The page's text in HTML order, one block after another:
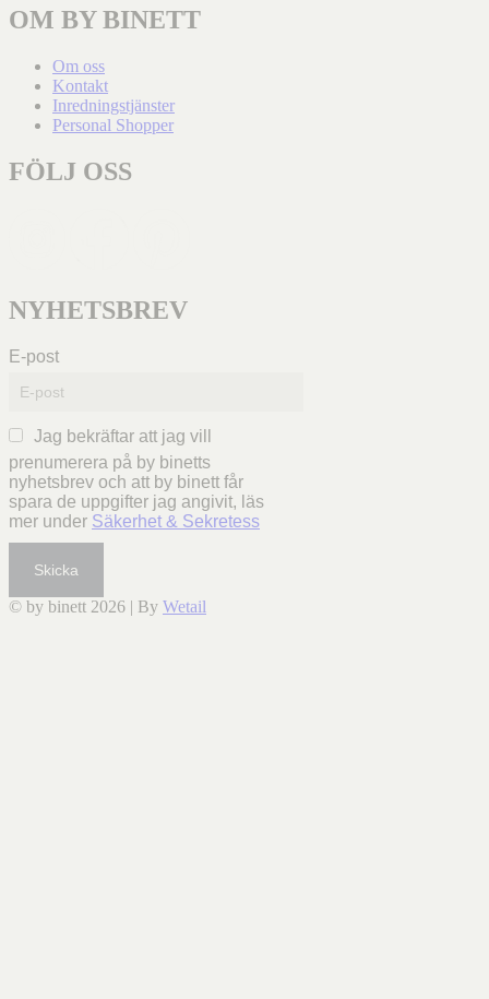
OM BY BINETT
Om oss
Kontakt
Inredningstjänster
Personal Shopper
FÖLJ OSS
NYHETSBREV
E-post
Jag bekräftar att jag vill
prenumerera på by binetts
nyhetsbrev och att by binett får
spara de uppgifter jag angivit, läs
mer under Säkerhet & Sekretess
Skicka
© by binett 2026 | By Wetail